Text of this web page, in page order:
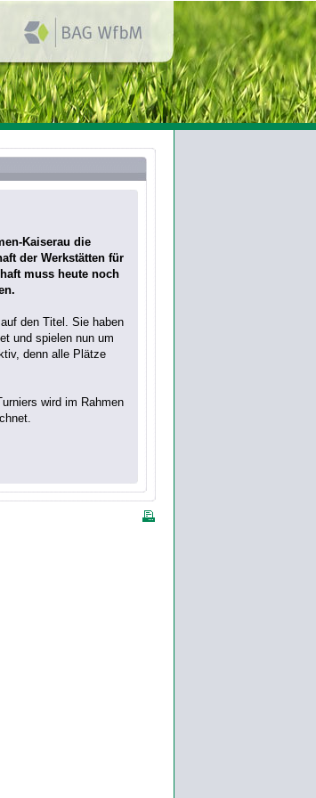
Kaiserau die
der Werkstätten für
muss heute noch
den Titel. Sie haben
und spielen nun um
denn alle Plätze
wird im Rahmen